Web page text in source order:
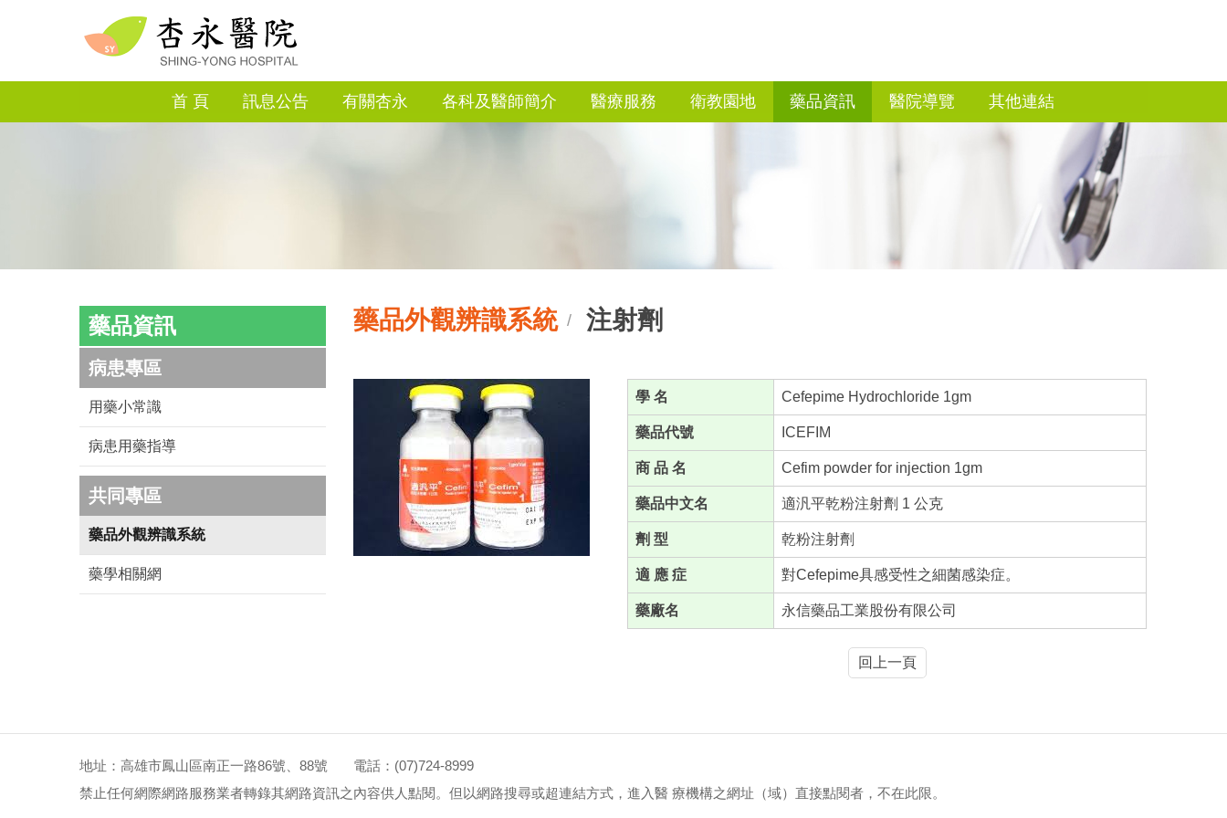
首 頁 訊息公告 有關杏永 各科及醫師簡介 醫療服務 衛教園地 藥品資訊 醫院導覽 其他連結
藥品資訊
病患專區
用藥小常識
病患用藥指導
共同專區
藥品外觀辨識系統
藥學相關網
藥品外觀辨識系統/ 注射劑
學 名 Cefepime Hydrochloride 1gm
藥品代號 ICEFIM
商 品 名 Cefim powder for injection 1gm
藥品中文名 適汎平乾粉注射劑 1 公克
劑 型 乾粉注射劑
適 應 症 對Cefepime具感受性之細菌感染症。
藥廠名 永信藥品工業股份有限公司
回上一頁
地址：高雄市鳳山區南正一路86號、88號 電話：(07)724-8999
禁止任何網際網路服務業者轉錄其網路資訊之內容供人點閱。但以網路搜尋或超連結方式，進入醫 療機構之網址（域）直接點閱者，不在此限。